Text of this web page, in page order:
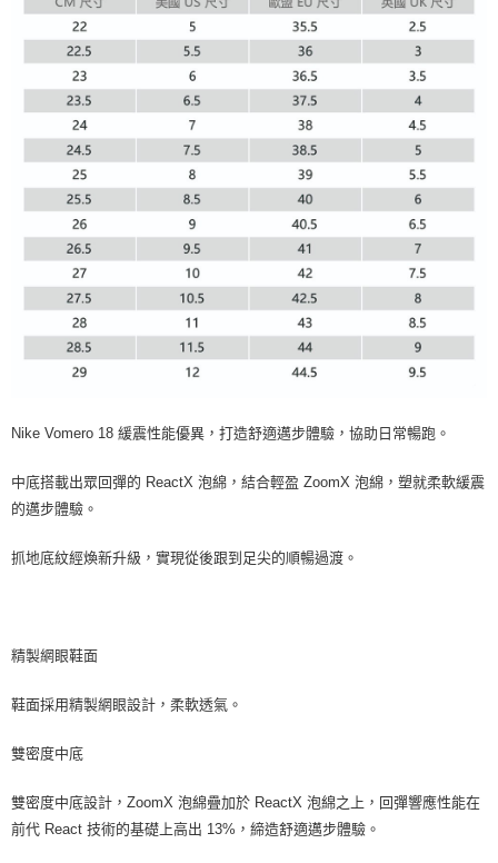
Nike Vomero 18 緩震性能優異，打造舒適邁步體驗，協助日常暢跑。
中底搭載出眾回彈的 ReactX 泡綿，結合輕盈 ZoomX 泡綿，塑就柔軟緩震
的邁步體驗。
抓地底紋經煥新升級，實現從後跟到足尖的順暢過渡。
精製網眼鞋面
鞋面採用精製網眼設計，柔軟透氣。
雙密度中底
雙密度中底設計，ZoomX 泡綿疊加於 ReactX 泡綿之上，回彈響應性能在
前代 React 技術的基礎上高出 13%，締造舒適邁步體驗。